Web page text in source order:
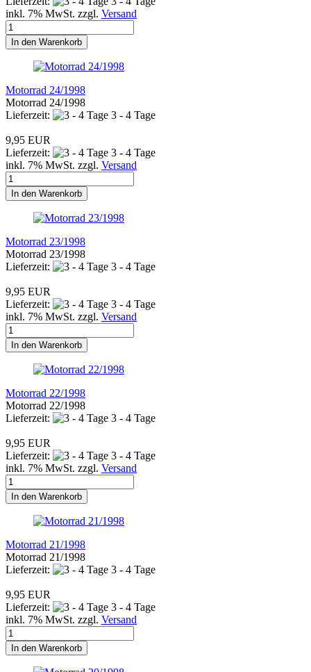
inkl. 7% MwSt. zzgl. Versand
In den Warenkorb
Motorrad 24/1998
Motorrad 24/1998
Lieferzeit:
3 - 4 Tage
9,95 EUR
Lieferzeit:
3 - 4 Tage
inkl. 7% MwSt. zzgl. Versand
In den Warenkorb
Motorrad 23/1998
Motorrad 23/1998
Lieferzeit:
3 - 4 Tage
9,95 EUR
Lieferzeit:
3 - 4 Tage
inkl. 7% MwSt. zzgl. Versand
In den Warenkorb
Motorrad 22/1998
Motorrad 22/1998
Lieferzeit:
3 - 4 Tage
9,95 EUR
Lieferzeit:
3 - 4 Tage
inkl. 7% MwSt. zzgl. Versand
In den Warenkorb
Motorrad 21/1998
Motorrad 21/1998
Lieferzeit:
3 - 4 Tage
9,95 EUR
Lieferzeit:
3 - 4 Tage
inkl. 7% MwSt. zzgl. Versand
In den Warenkorb